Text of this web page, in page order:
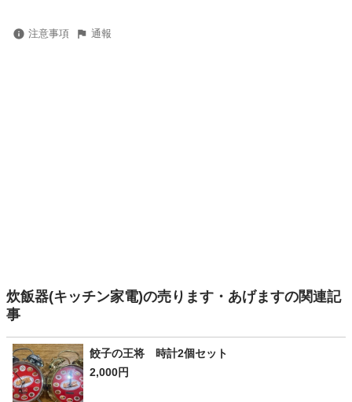
注意事項 通報
炊飯器(キッチン家電)の売ります・あげますの関連記
事
餃子の王将 時計2個セット
2,000円